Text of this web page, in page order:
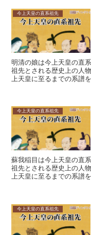
今上天皇の直系祖先
明清の娘は今上天皇の直
祖先とされる歴史上の人
上天皇に至るまでの系譜
今上天皇の直系祖先
蘇我稲目は今上天皇の直
祖先とされる歴史上の人
上天皇に至るまでの系譜
今上天皇の直系祖先